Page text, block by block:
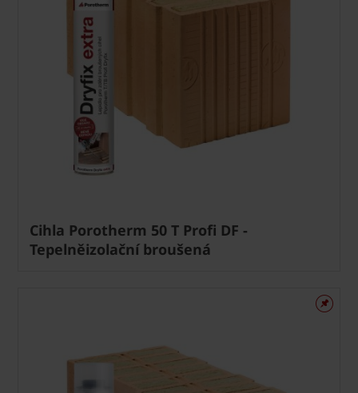
Cihla Porotherm 50 T Profi DF -
Tepelněizolační broušená